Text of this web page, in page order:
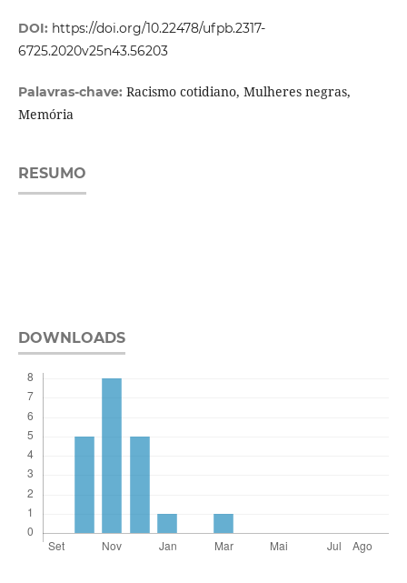
DOI: https://doi.org/10.22478/ufpb.2317-
6725.2020v25n43.56203
Palavras-chave: Racismo cotidiano, Mulheres negras,
Memória
RESUMO
DOWNLOADS